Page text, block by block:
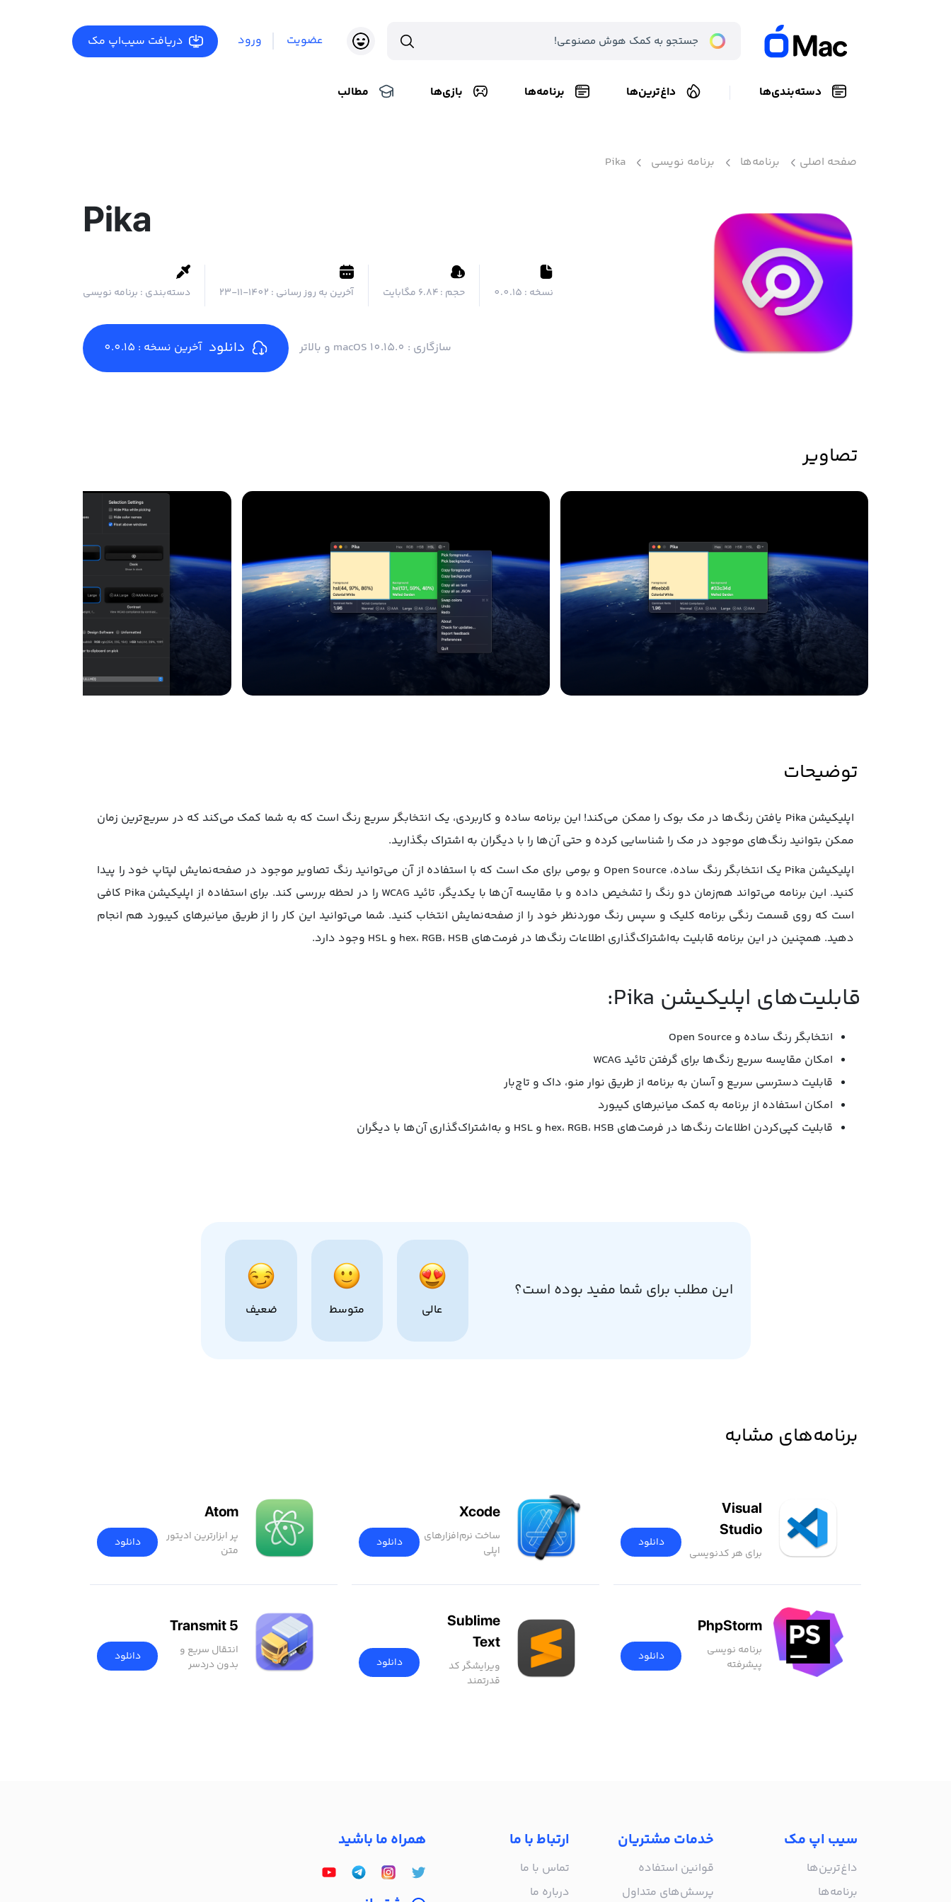
عضویت ورود دریافت سیب‌اپ مک
دسته‌بندی‌ها داغ‌ترین‌ها برنامه‌ها بازی‌ها مطالب
صفحه اصلی برنامه‌ها برنامه نویسی Pika
Pika
نسخه : 0.0.15 حجم :۶.۸۴ مگابایت آخرین به روز رسانی : 1402-11-23 دسته‌بندی : برنامه نویسی
دانلود آخرین نسخه : 0.0.15 سازگاری : macOS 10.15.0 و بالاتر
تصاویر
توضیحات
اپلیکیشن Pika یافتن رنگ‌ها در مک بوک را ممکن می‌کند! این برنامه ساده و کاربردی، یک انتخابگر سریع رنگ است که به شما کمک می‌کند که در سریع‌ترین زمان
ممکن بتوانید رنگ‌های موجود در مک را شناسایی کرده و حتی آن‌ها را با دیگران به اشتراک بگذارید.
اپلیکیشن Pika یک انتخابگر رنگ ساده، Open Source و بومی برای مک است که با استفاده از آن می‌توانید رنگ تصاویر موجود در صفحه‌نمایش لپتاپ خود را پیدا
کنید. این برنامه می‌تواند هم‌زمان دو رنگ را تشخیص داده و با مقایسه آن‌ها با یکدیگر، تائید WCAG را در لحظه بررسی کند. برای استفاده از اپلیکیشن Pika کافی
است که روی قسمت رنگی برنامه کلیک و سپس رنگ موردنظر خود را از صفحه‌نمایش انتخاب کنید. شما می‌توانید این کار را از طریق میانبرهای کیبورد هم انجام
دهید. همچنین در این برنامه قابلیت به‌اشتراک‌گذاری اطلاعات رنگ‌ها در فرمت‌های hex، RGB، HSB و HSL وجود دارد.
قابلیت‌های اپلیکیشن Pika:
انتخابگر رنگ ساده و Open Source
امکان مقایسه سریع رنگ‌ها برای گرفتن تائید WCAG
قابلیت دسترسی سریع و آسان به برنامه از طریق نوار منو، داک و تاچ‌بار
امکان استفاده از برنامه به کمک میانبرهای کیبورد
قابلیت کپی‌کردن اطلاعات رنگ‌ها در فرمت‌های hex، RGB، HSB و HSL و به‌اشتراک‌گذاری آن‌ها با دیگران
این مطلب برای شما مفید بوده است؟
عالی متوسط ضعیف
برنامه‌های مشابه
Visual
Studio
Code
برای هر کدنویسی
دانلود
Xcode
ساخت نرم‌افزار‌های
اپلی
دانلود
Atom
پر ابزارترین ادیتور
متن
دانلود
PhpStorm
برنامه نویسی
پیشرفته
دانلود
Sublime
Text
ویرایشگر کد
قدرتمند
دانلود
Transmit 5
انتقال سریع و
بدون دردسر
دانلود
سیب اپ مک
داغ‌ترین‌ها
برنامه‌ها
خدمات مشتریان
قوانین استفاده
پرسش‌های متداول
ارتباط با ما
تماس با ما
درباره‌ ما
همراه ما باشید